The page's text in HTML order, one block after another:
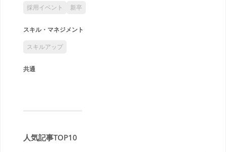
採用イベント 新卒
スキル・マネジメント
スキルアップ
共通
人気記事TOP10